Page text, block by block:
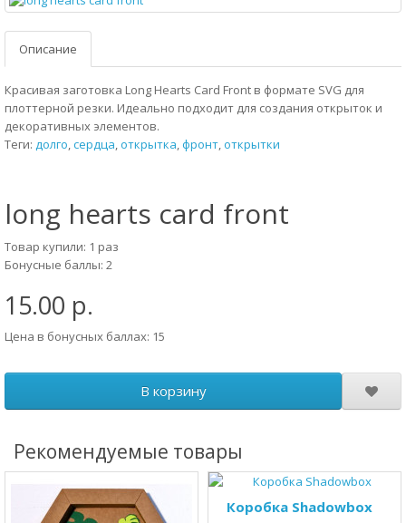
Описание
Красивая заготовка Long Hearts Card Front в формате SVG для
плоттерной резки. Идеально подходит для создания открыток и
декоративных элементов.
Теги: долго,сердца,открытка,фронт,открытки
long hearts card front
Товар купили: 1 раз
Бонусные баллы: 2
15.00 р.
Цена в бонусных баллах: 15
В корзину
Рекомендуемые товары
Коробка Shadowbox